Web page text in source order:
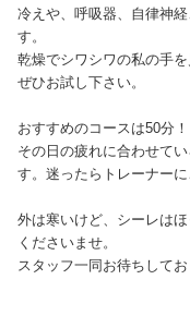
冷えや、呼吸器、自律神
す。
乾燥でシワシワの私の手
ぜひお試し下さい。
おすすめのコースは50分！
その日の疲れに合わせて
す。迷ったらトレーナーに
外は寒いけど、シーレは
くださいませ。
スタッフ一同お待ちして